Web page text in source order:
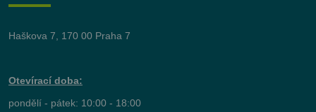
Haškova 7, 170 00 Praha 7
Otevírací doba:
pondělí - pátek: 10:00 - 18:00